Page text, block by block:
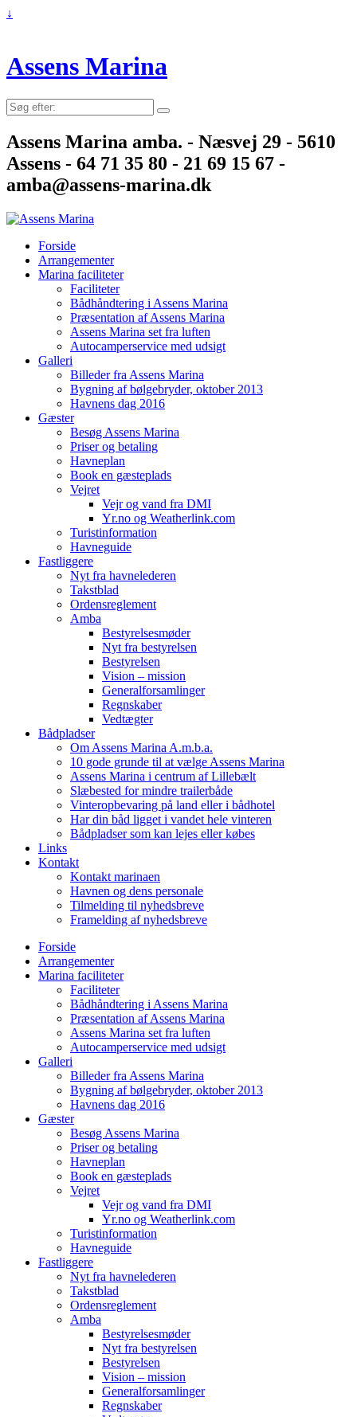
↓
Assens Marina
Søg
efter:
Assens Marina amba. - Næsvej 29 - 5610
Assens - 64 71 35 80 - 21 69 15 67 -
amba@assens-marina.dk
Forside
Arrangementer
Marina faciliteter
Faciliteter
Bådhåndtering i Assens Marina
Præsentation af Assens Marina
Assens Marina set fra luften
Autocamperservice med udsigt
Galleri
Billeder fra Assens Marina
Bygning af bølgebryder, oktober 2013
Havnens dag 2016
Gæster
Besøg Assens Marina
Priser og betaling
Havneplan
Book en gæsteplads
Vejret
Vejr og vand fra DMI
Yr.no og Weatherlink.com
Turistinformation
Havneguide
Fastliggere
Nyt fra havnelederen
Takstblad
Ordensreglement
Amba
Bestyrelsesmøder
Nyt fra bestyrelsen
Bestyrelsen
Vision – mission
Generalforsamlinger
Regnskaber
Vedtægter
Bådpladser
Om Assens Marina A.m.b.a.
10 gode grunde til at vælge Assens Marina
Assens Marina i centrum af Lillebælt
Slæbested for mindre trailerbåde
Vinteropbevaring på land eller i bådhotel
Har din båd ligget i vandet hele vinteren
Bådpladser som kan lejes eller købes
Links
Kontakt
Kontakt marinaen
Havnen og dens personale
Tilmelding til nyhedsbreve
Framelding af nyhedsbreve
Forside
Arrangementer
Marina faciliteter
Faciliteter
Bådhåndtering i Assens Marina
Præsentation af Assens Marina
Assens Marina set fra luften
Autocamperservice med udsigt
Galleri
Billeder fra Assens Marina
Bygning af bølgebryder, oktober 2013
Havnens dag 2016
Gæster
Besøg Assens Marina
Priser og betaling
Havneplan
Book en gæsteplads
Vejret
Vejr og vand fra DMI
Yr.no og Weatherlink.com
Turistinformation
Havneguide
Fastliggere
Nyt fra havnelederen
Takstblad
Ordensreglement
Amba
Bestyrelsesmøder
Nyt fra bestyrelsen
Bestyrelsen
Vision – mission
Generalforsamlinger
Regnskaber